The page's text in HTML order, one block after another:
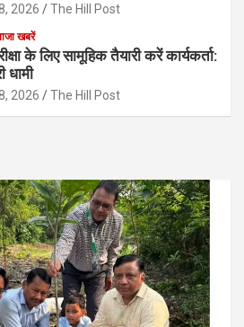
2026 The Hill Post
खबरें
के लिए सामूहिक तैयारी करें कार्यकर्ता:
धामी
2026 The Hill Post